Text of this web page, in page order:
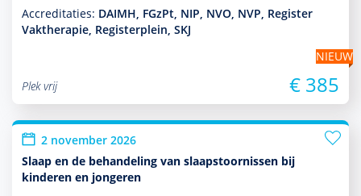
Accreditaties: DAIMH, FGzPt, NIP, NVO, NVP, Register
Vaktherapie, Registerplein, SKJ
NIEUW
Plek vrij
€ 385
2 november 2026
Slaap en de behandeling van slaapstoornissen bij
kinderen en jongeren